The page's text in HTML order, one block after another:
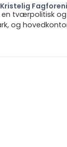
en tværpolitisk
og